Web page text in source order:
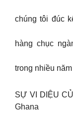
chúng tôi đúc
hàng chục
trong nhiều
SỰ VI DIỆU
Ghana